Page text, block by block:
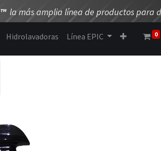
™ la más amplia línea de productos para
Hidrolavadoras Línea EPIC 0